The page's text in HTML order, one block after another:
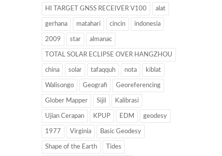
HI TARGET GNSS RECEIVER V100 alat
gerhana matahari cincin indonesia
2009 star almanac
TOTAL SOLAR ECLIPSE OVER HANGZHOU
china solar tafaqquh nota kiblat
Walisongo Geografi Georeferencing
Glober Mapper Sijil Kalibrasi
Ujian Cerapan KPUP EDM geodesy
1977 Virginia Basic Geodesy
Shape of the Earth Tides